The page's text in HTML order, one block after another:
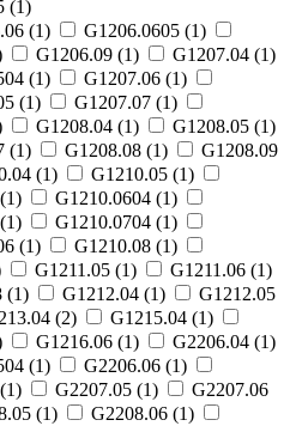
(1)
(1) G1206.0605 (1)
G1206.09 (1) G1207.04 (1)
(1) G1207.06 (1)
(1) G1207.07 (1)
G1208.04 (1) G1208.05 (1)
(1) G1208.08 (1)
G1208.09
(1) G1210.05 (1)
(1) G1210.0604 (1)
(1) G1210.0704 (1)
(1) G1210.08 (1)
G1211.05 (1) G1211.06 (1)
(1) G1212.04 (1)
G1212.05
(2) G1215.04 (1)
G1216.06 (1) G2206.04 (1)
(1) G2206.06 (1)
(1) G2207.05 (1)
G2207.06
(1) G2208.06 (1)